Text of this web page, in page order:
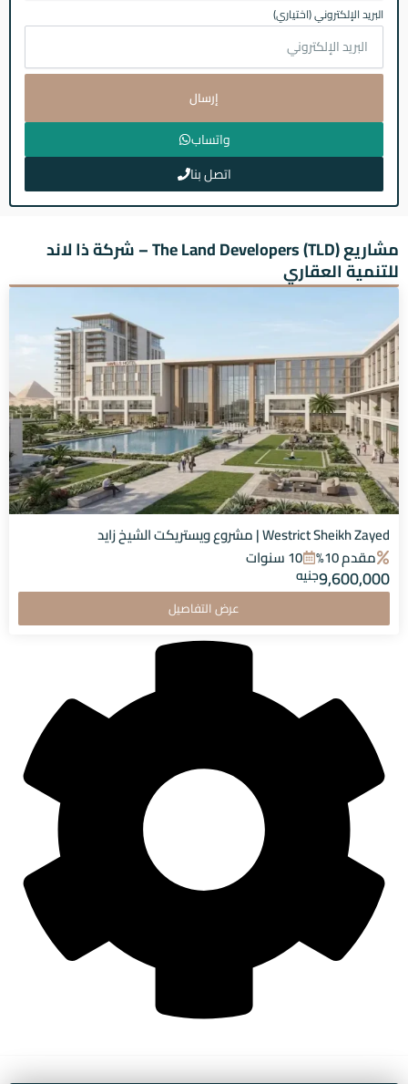
البريد الإلكتروني (اختياري)
إرسال
واتساب
اتصل بنا
مشاريع The Land Developers (TLD) – شركة ذا لاند
للتنمية العقاري
Westrict Sheikh Zayed | مشروع ويستريكت الشيخ زايد
مقدم 10%
10 سنوات
9,600,000جنيه
عرض التفاصيل